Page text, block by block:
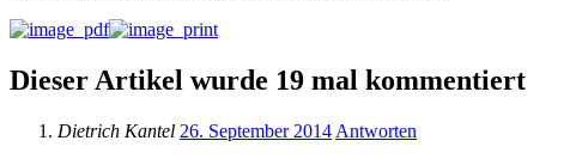
Dieser Artikel wurde 19 mal kommentiert
Dietrich Kantel 26. September 2014 Antworten